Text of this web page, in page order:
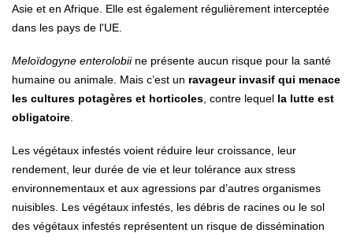
Asie et en Afrique. Elle est également régulièrement interceptée
dans les pays de l'UE.
Meloïdogyne enterolobiine présente aucun risque pour la santé
humaine ou animale. Mais c’est un ravageur invasif qui menace
les cultures potagères et horticoles , contre lequel la lutte est
obligatoire
Les végétaux infestés voient réduire leur croissance, leur
rendement, leur durée de vie et leur tolérance aux stress
environnementaux et aux agressions par d’autres organismes
nuisibles. Les végétaux infestés, les débris de racines ou le sol
des végétaux infestés représentent un risque de dissémination